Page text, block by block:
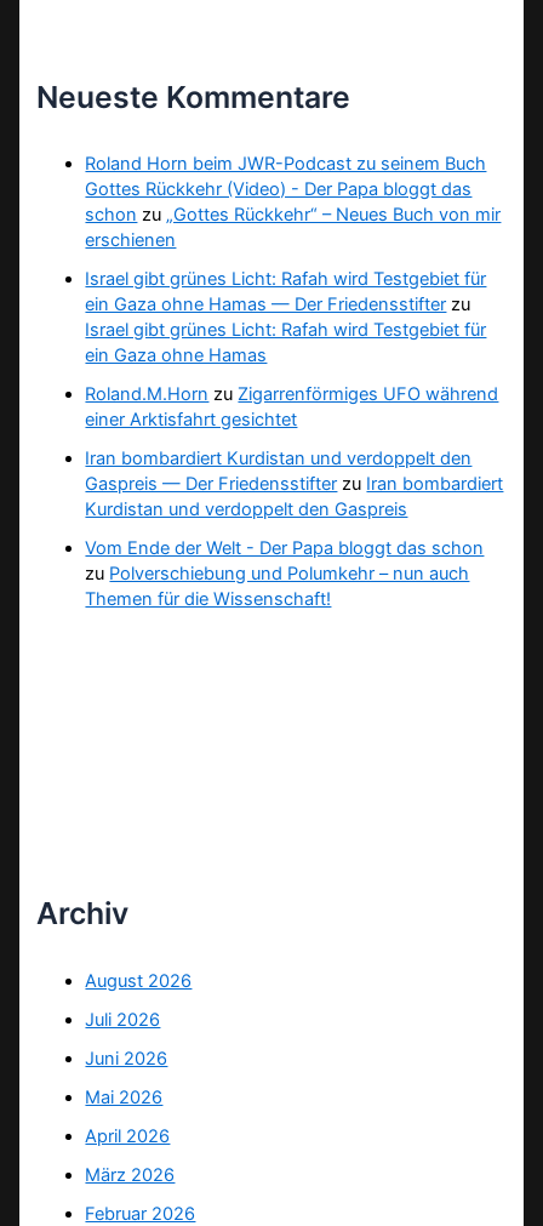
Neueste Kommentare
Roland Horn beim JWR-Podcast zu seinem Buch
Gottes Rückkehr (Video) - Der Papa bloggt das
schon zu „Gottes Rückkehr“ – Neues Buch von mir
erschienen
Israel gibt grünes Licht: Rafah wird Testgebiet für
ein Gaza ohne Hamas — Der Friedensstifter zu
Israel gibt grünes Licht: Rafah wird Testgebiet für
ein Gaza ohne Hamas
Roland.M.Horn zu Zigarrenförmiges UFO während
einer Arktisfahrt gesichtet
Iran bombardiert Kurdistan und verdoppelt den
Gaspreis — Der Friedensstifter zu Iran bombardiert
Kurdistan und verdoppelt den Gaspreis
Vom Ende der Welt - Der Papa bloggt das schon
zu Polverschiebung und Polumkehr – nun auch
Themen für die Wissenschaft!
Archiv
August 2026
Juli 2026
Juni 2026
Mai 2026
April 2026
März 2026
Februar 2026